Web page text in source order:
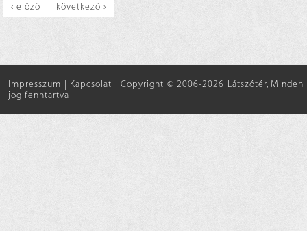
‹ előző következő ›
Impresszum | Kapcsolat | Copyright © 2006-2026 Látszótér, Minden
jog fenntartva